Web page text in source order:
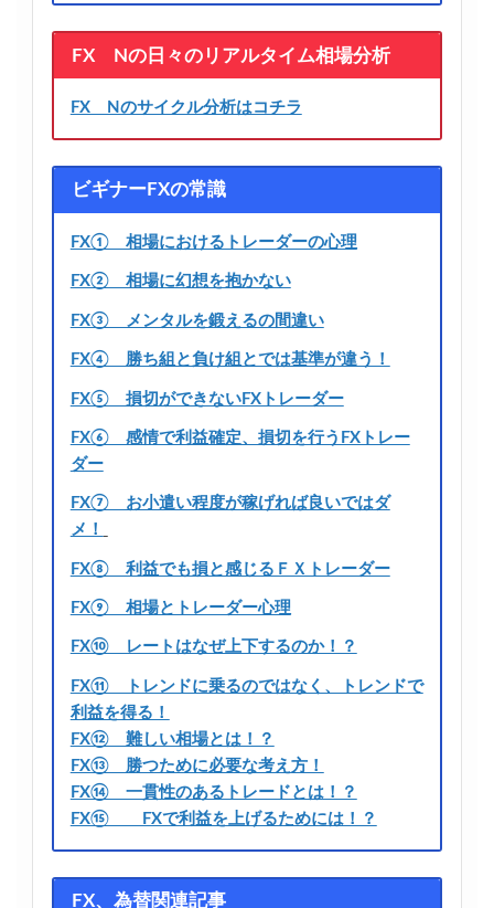
FX Nの日々のリアルタイム相場分析
FX Nのサイクル分析はコチラ
ビギナーFXの常識
FX① 相場におけるトレーダーの心理
FX② 相場に幻想を抱かない
FX③ メンタルを鍛えるの間違い
FX④ 勝ち組と負け組とでは基準が違う！
FX⑤ 損切ができないFXトレーダー
FX⑥ 感情で利益確定、損切を行うFXトレー
ダー
FX⑦ お小遣い程度が稼げれば良いではダ
メ！
FX⑧ 利益でも損と感じるＦＸトレーダー
FX⑨ 相場とトレーダー心理
FX⑩ レートはなぜ上下するのか！？
FX⑪ トレンドに乗るのではなく、トレンドで
利益を得る！
FX⑫ 難しい相場とは！？
FX⑬ 勝つために必要な考え方！
FX⑭ 一貫性のあるトレードとは！？
FX⑮ FXで利益を上げるためには！？
FX、為替関連記事